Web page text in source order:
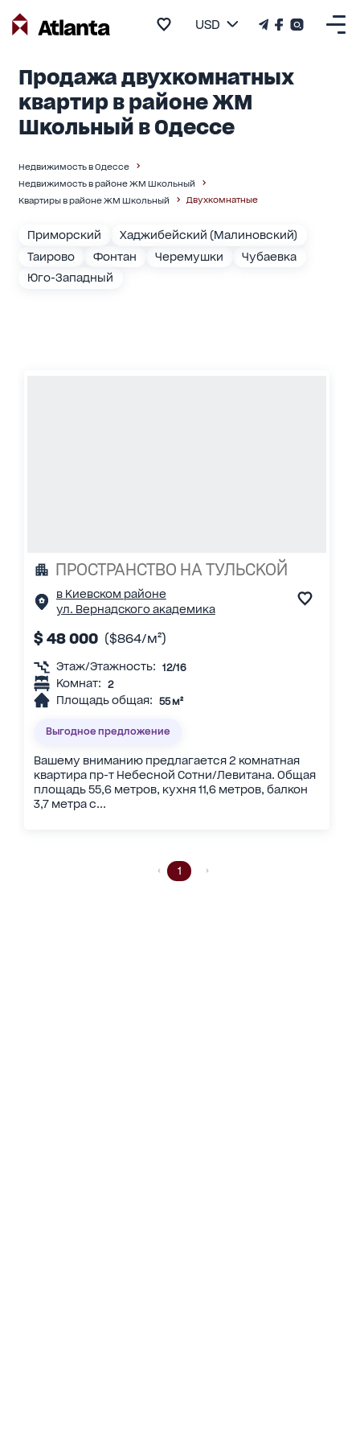
USD
Продажа двухкомнатных
квартир в районе ЖМ
Школьный в Одессе
Недвижимость в Одессе
Недвижимость в районе ЖМ Школьный
Квартиры в районе ЖМ Школьный
Двухкомнатные
Приморский
Хаджибейский (Малиновский)
Таирово
Фонтан Черемушки
Чубаевка
Юго-Западный
ПРОСТРАНСТВО НА ТУЛЬСКОЙ
в Киевском районе
ул. Вернадского академика
$ 48 000 ($864/м²)
Этаж/Этажность: 12/16
Комнат: 2
Площадь общая: 55 м²
Выгодное предложение
Вашему вниманию предлагается 2 комнатная
квартира пр-т Небесной Сотни/Левитана. Общая
площадь 55,6 метров, кухня 11,6 метров, балкон
3,7 метра с...
1